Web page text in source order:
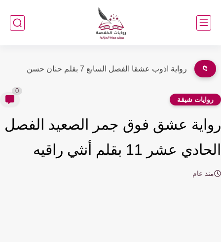
📁 رواية اذوب عشقا الفصل السادس 6 بقلم حنان حسن
شيقة
عشق فوق جمر الصعيد الفصل
عشر 11 بقلم أنثي راقيه
عام